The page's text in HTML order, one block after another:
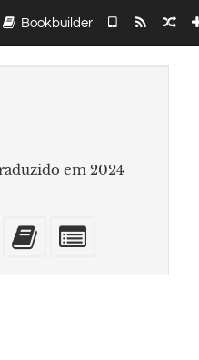
Bookbuilder
em 2024
Editar
esse
Adicionar
este